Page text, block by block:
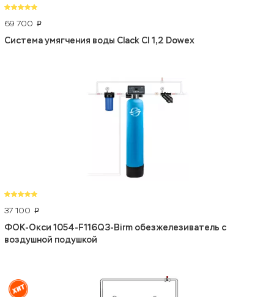
69 700 p
Система умягчения воды Clack CI 1,2 Dowex
37 100 p
ФОК-Окси 1054-F116Q3-Birm обезжелезиватель с
воздушной подушкой